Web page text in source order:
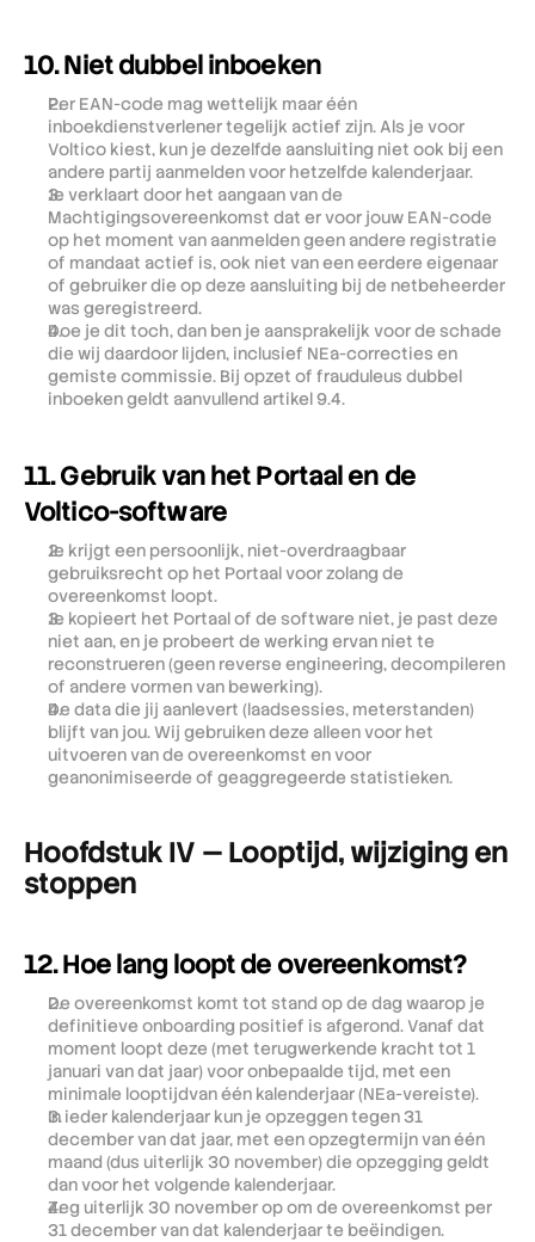
10. Niet dubbel inboeken
Per EAN-code mag wettelijk maar één
inboekdienstverlener tegelijk actief zijn. Als je voor
Voltico kiest, kun je dezelfde aansluiting niet ook bij een
andere partij aanmelden voor hetzelfde kalenderjaar.
Je verklaart door het aangaan van de
Machtigingsovereenkomst dat er voor jouw EAN-code
op het moment van aanmelden geen andere registratie
of mandaat actief is, ook niet van een eerdere eigenaar
of gebruiker die op deze aansluiting bij de netbeheerder
was geregistreerd.
Doe je dit toch, dan ben je aansprakelijk voor de schade
die wij daardoor lijden, inclusief NEa-correcties en
gemiste commissie. Bij opzet of frauduleus dubbel
inboeken geldt aanvullend artikel 9.4.
11. Gebruik van het Portaal en de
Voltico-software
Je krijgt een persoonlijk, niet-overdraagbaar
gebruiksrecht op het Portaal voor zolang de
overeenkomst loopt.
Je kopieert het Portaal of de software niet, je past deze
niet aan, en je probeert de werking ervan niet te
reconstrueren (geen reverse engineering, decompileren
of andere vormen van bewerking).
De data die jij aanlevert (laadsessies, meterstanden)
blijft van jou. Wij gebruiken deze alleen voor het
uitvoeren van de overeenkomst en voor
geanonimiseerde of geaggregeerde statistieken.
Hoofdstuk IV — Looptijd, wijziging en
stoppen
12. Hoe lang loopt de overeenkomst?
De overeenkomst komt tot stand op de dag waarop je
definitieve onboarding positief is afgerond. Vanaf dat
moment loopt deze (met terugwerkende kracht tot 1
januari van dat jaar) voor onbepaalde tijd, met een
minimale looptijdvan één kalenderjaar (NEa-vereiste).
In ieder kalenderjaar kun je opzeggen tegen 31
december van dat jaar, met een opzegtermijn van één
maand (dus uiterlijk 30 november) die opzegging geldt
dan voor het volgende kalenderjaar.
Zeg uiterlijk 30 november op om de overeenkomst per
31 december van dat kalenderjaar te beëindigen.